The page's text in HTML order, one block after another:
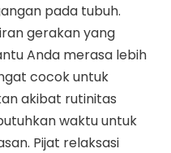
pada tubuh.
gerakan yang
Anda merasa lebih
cocok untuk
akibat rutinitas
waktu untuk
Pijat relaksasi